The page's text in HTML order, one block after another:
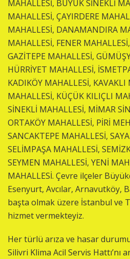
MAHALLESİ, BÜYÜK SİNEKLİ
MAHALLESİ, ÇAYIRDERE
MAHALLESİ, DANAMANDIRA
MAHALLESİ, FENER
GAZİTEPE MAHALLESİ,
HÜRRİYET MAHALLESİ,
KADIKÖY MAHALLESİ, KAVAKLI
MAHALLESİ, KÜÇÜK KILIÇLI
SİNEKLİ MAHALLESİ, MİMAR
ORTAKÖY MAHALLESİ, PİRİ
SANCAKTEPE MAHALLESİ,
SELİMPAŞA MAHALLESİ,
SEYMEN MAHALLESİ, YENİ
MAHALLESİ. Çevre ilçeler
Esenyurt, Avcılar, Arnavutköy,
başta olmak üzere İstanbul ve
hizmet vermekteyiz.
Her türlü arıza ve hasar
Silivri Klima Acil Servis Hattı’nı